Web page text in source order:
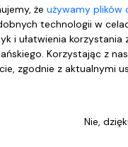
żeużywamy plików
technologii w
i ułatwienia korzystania
Korzystając z
zgodnie z aktualnymi
Nie,